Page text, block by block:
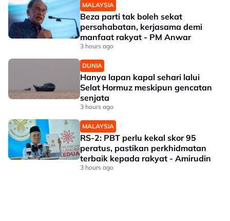
MALAYSIA
Beza parti tak boleh sekat
persahabatan, kerjasama demi
manfaat rakyat - PM Anwar
3 hours ago
DUNIA
Hanya lapan kapal sehari lalui
Selat Hormuz meskipun gencatan
senjata
3 hours ago
MALAYSIA
RS-2: PBT perlu kekal skor 95
peratus, pastikan perkhidmatan
terbaik kepada rakyat - Amirudin
3 hours ago